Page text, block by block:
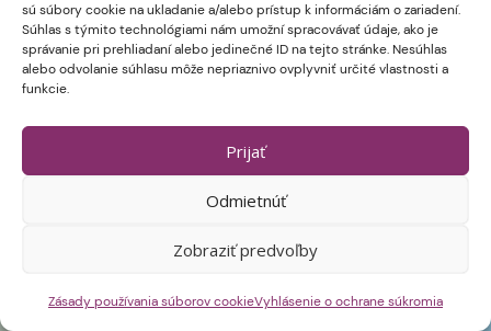
sú súbory cookie na ukladanie a/alebo prístup k informáciám o zariadení.
Súhlas s týmito technológiami nám umožní spracovávať údaje, ako je
správanie pri prehliadaní alebo jedinečné ID na tejto stránke. Nesúhlas
alebo odvolanie súhlasu môže nepriaznivo ovplyvniť určité vlastnosti a
funkcie.
Prijať
Odmietnúť
Zobraziť predvoľby
Zásady používania súborov cookieVyhlásenie o ochrane súkromia